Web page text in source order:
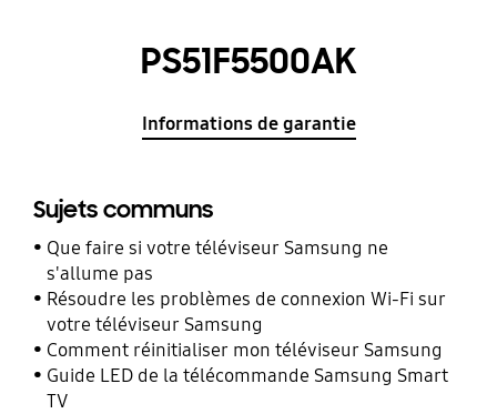
PS51F5500AK
Informations de garantie
Sujets communs
Que faire si votre téléviseur Samsung ne
s'allume pas
Résoudre les problèmes de connexion Wi-Fi sur
votre téléviseur Samsung
Comment réinitialiser mon téléviseur Samsung
Guide LED de la télécommande Samsung Smart
TV